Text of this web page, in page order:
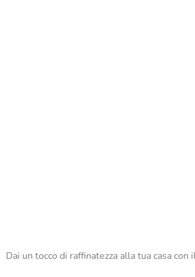
Dai un tocco di raffinatezza alla tua casa